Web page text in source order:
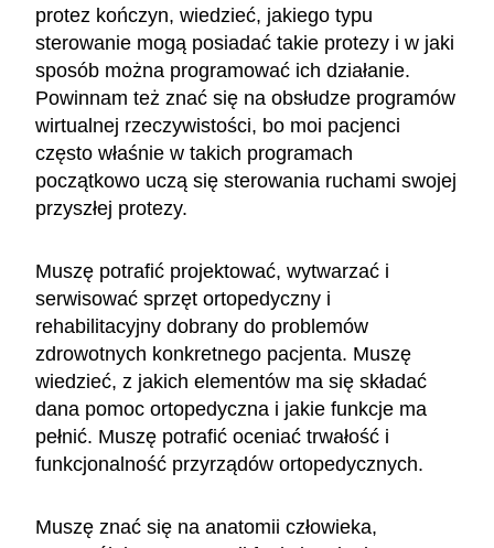
protez kończyn, wiedzieć, jakiego typu
sterowanie mogą posiadać takie protezy i w jaki
sposób można programować ich działanie.
Powinnam też znać się na obsłudze programów
wirtualnej rzeczywistości, bo moi pacjenci
często właśnie w takich programach
początkowo uczą się sterowania ruchami swojej
przyszłej protezy.
Muszę potrafić projektować, wytwarzać i
serwisować sprzęt ortopedyczny i
rehabilitacyjny dobrany do problemów
zdrowotnych konkretnego pacjenta. Muszę
wiedzieć, z jakich elementów ma się składać
dana pomoc ortopedyczna i jakie funkcje ma
pełnić. Muszę potrafić oceniać trwałość i
funkcjonalność przyrządów ortopedycznych.
Muszę znać się na anatomii człowieka,